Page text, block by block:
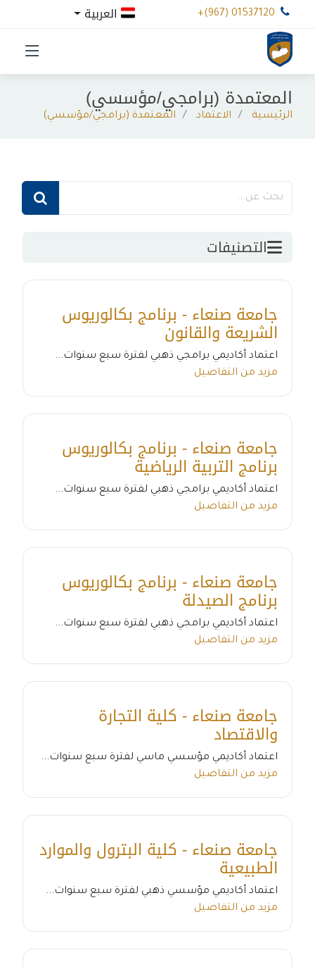
+(967) 01537120
المعتمدة (برامجي/مؤسسي)
الرئيسية الاعتماد المعتمدة (برامجي/مؤسسي)
التصنيفات
جامعة صنعاء - برنامج بكالوريوس
الشريعة والقانون
اعتماد أكاديمي برامجي ذهبي لفترة سبع سنوات...
مزيد من التفاصيل
جامعة صنعاء - برنامج بكالوريوس
برنامج التربية الرياضية
اعتماد أكاديمي برامجي ذهبي لفترة سبع سنوات...
مزيد من التفاصيل
جامعة صنعاء - برنامج بكالوريوس
برنامج الصيدلة
اعتماد أكاديمي برامجي ذهبي لفترة سبع سنوات...
مزيد من التفاصيل
جامعة صنعاء - كلية التجارة
والاقتصاد
اعتماد أكاديمي مؤسسي ماسي لفترة سبع سنوات...
مزيد من التفاصيل
جامعة صنعاء - كلية البترول والموارد
الطبيعية
اعتماد أكاديمي مؤسسي ذهبي لفترة سبع سنوات...
مزيد من التفاصيل